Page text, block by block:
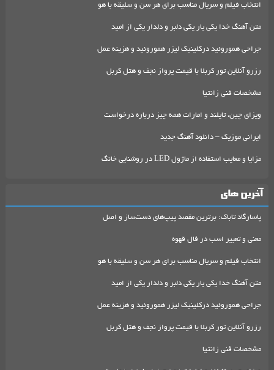
انتخاب فیلم و سریال مناسب برای هر سن و سلیقه با هو
متن آهنگ خدا یکی یار یکی دلبر و دلدار یکی از امید
جراحی هموروئید درکلینیک لیزر هموروئید و هزینه عمل
رزرو آنلاین تور کربلا با قیمت پرواز نجف و هتل کربل
مشخصات فنی زانتیا
ویزای چین، تایلند و امارات همه چیز درباره درخواست
ایرانی موزیک – دانلود آهنگ جدید
مزایا و معایب استفاده از ماژول LED در روشنایی خانگ
آخرین های
پاسارگاد تاباک: برترین مقصد پیپ‌های دست‌ساز و اصل
معنی و تعبیر اسب در فال قهوه
انتخاب فیلم و سریال مناسب برای هر سن و سلیقه با هو
متن آهنگ خدا یکی یار یکی دلبر و دلدار یکی از امید
جراحی هموروئید درکلینیک لیزر هموروئید و هزینه عمل
رزرو آنلاین تور کربلا با قیمت پرواز نجف و هتل کربل
مشخصات فنی زانتیا